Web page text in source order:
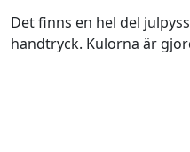
Det finns en hel del
handtryck. Kulorna är